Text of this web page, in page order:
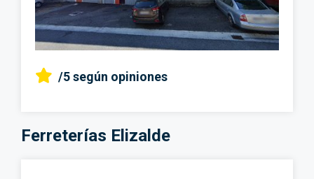
/5según opiniones
Ferreterías Elizalde